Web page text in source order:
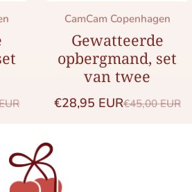
prijs
Merk:
CamCam Copenhagen
Gewatteerde
opbergmand, set
van twee
Saleprijs
€28,95 EURNormale
€45,00 EUR